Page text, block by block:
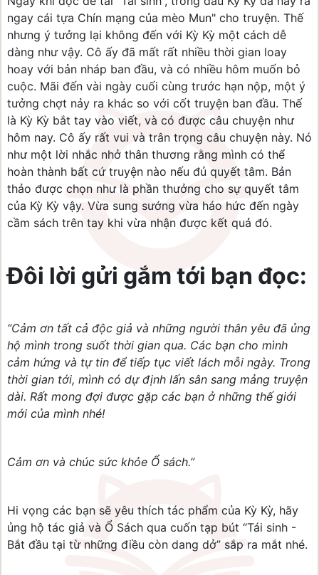
ngay cái tựa Chín mạng của mèo Mun" cho truyện. Thế
nhưng ý tưởng lại không đến với Kỳ Kỳ một cách dễ
dàng như vậy. Cô ấy đã mất rất nhiều thời gian loay
hoay với bản nháp ban đầu, và có nhiều hôm muốn bỏ
cuộc. Mãi đến vài ngày cuối cùng trước hạn nộp, một ý
tưởng chợt nảy ra khác so với cốt truyện ban đầu. Thế
là Kỳ Kỳ bắt tay vào viết, và có được câu chuyện như
hôm nay. Cô ấy rất vui và trân trọng câu chuyện này. Nó
như một lời nhắc nhở thân thương rằng mình có thể
hoàn thành bất cứ truyện nào nếu đủ quyết tâm. Bản
thảo được chọn như là phần thưởng cho sự quyết tâm
của Kỳ Kỳ vậy. Vừa sung sướng vừa háo hức đến ngày
cầm sách trên tay khi vừa nhận được kết quả đó.
Đôi lời gửi gắm tới bạn đọc:
“Cảm ơn tất cả độc giả và những người thân yêu đã ủng
hộ mình trong suốt thời gian qua. Các bạn cho mình
cảm hứng và tự tin để tiếp tục viết lách mỗi ngày. Trong
thời gian tới, mình có dự định lấn sân sang mảng truyện
dài. Rất mong đợi được gặp các bạn ở những thế giới
mới của mình nhé!
Cảm ơn và chúc sức khỏe Ổ sách.”
Hi vọng các bạn sẽ yêu thích tác phẩm của Kỳ Kỳ, hãy
ủng hộ tác giả và Ổ Sách qua cuốn tạp bút “Tái sinh -
Bắt đầu tại từ những điều còn dang dở” sắp ra mắt nhé.